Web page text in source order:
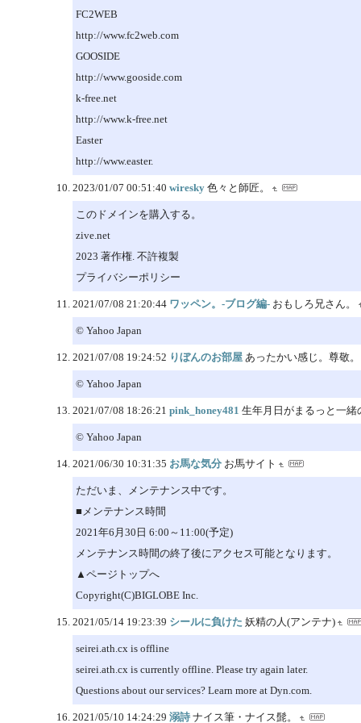
FC2WEB
http://www.fc2web.com
GOOSIDE
http://www.gooside.com
k-free.net
http://www.k-free.net
Easter
http://www.easter.
2023/01/07 00:51:40 wiresky 色々と師匠。
このドメインを購入する。
zive.net
2023 著作権. 不許複製
プライバシーポリシー
2021/07/08 21:20:44 ワッペン。-ブログ編- おもしろ兄さん。
© Yahoo Japan
2021/07/08 19:24:52 りぼんのお部屋 あったかい感じ。尊敬。
© Yahoo Japan
2021/07/08 18:26:21 pink_honey481 生年月日がまるっと一緒
© Yahoo Japan
2021/06/30 10:31:35 お馬な気分 お馬サイト
ただいま、メンテナンス中です。
■メンテナンス時間
2021年6月30日 6:00～11:00(予定)
メンテナンス時間の終了後にアクセス可能となります。
▲ページトップへ
Copyright(C)BIGLOBE Inc.
2021/05/14 19:23:39 シールに負けた 妖精の人(アンテナ)
seirei.ath.cx is offline
seirei.ath.cx is currently offline. Please try again later.
Questions about our services? Learn more at Dyn.com.
2021/05/10 14:24:29 溺詩 ナイス筆・ナイス髭。